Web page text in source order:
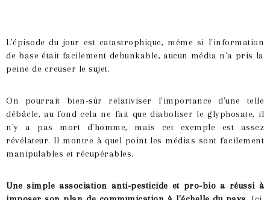
L'épisode du jour est catastrophique, même si l'information
de base était facilement debunkable, aucun média n'a pris la
peine de creuser le sujet.
On pourrait bien-sûr relativiser l'importance d'une telle
débâcle, au fond cela ne fait que diaboliser le glyphosate, il
n'y a pas mort d'homme, mais cet exemple est assez
révélateur. Il montre à quel point les médias sont facilement
manipulables et récupérables.
Une simple association anti-pesticide et pro-bio a réussi à